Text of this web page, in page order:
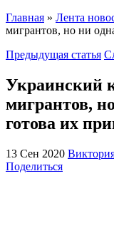
Главная » Лента
мигрантов, но ни
Предыдущая статья
Украинский
мигрантов,
готова их
13 Сен 2020
Поделиться